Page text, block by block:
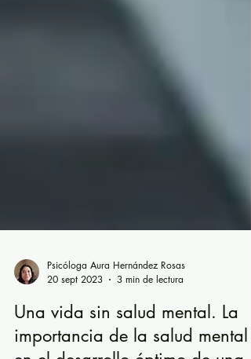
20 sept 2023
3 min de lectura
Una vida sin salud mental. La